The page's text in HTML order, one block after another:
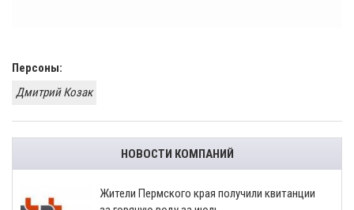
Персоны:
Дмитрий Козак
НОВОСТИ КОМПАНИЙ
​Жители Пермского края получили квитанции